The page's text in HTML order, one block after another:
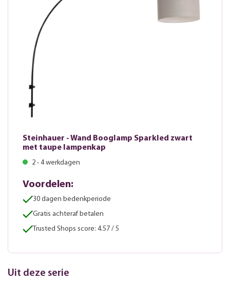
Steinhauer - Wand Booglamp Sparkled zwart
met taupe lampenkap
2 - 4 werkdagen
Voordelen:
30 dagen bedenkperiode
Gratis achteraf betalen
Trusted Shops score: 4.57 / 5
Uit deze serie